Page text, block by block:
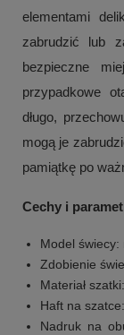
elementami
zabrudzić lub
bezpieczne
przypadkowe
długo,
mogą je
pamiątkę po
Cechy i
Model świecy:
Zdobienie
Materiał
Haft na
Nadruk na